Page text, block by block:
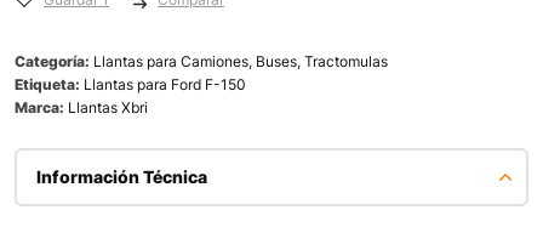
Categoría: Llantas para Camiones, Buses, Tractomulas
Etiqueta: Llantas para Ford F-150
Marca: Llantas Xbri
Información Técnica